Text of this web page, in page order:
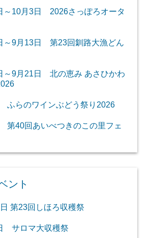
～10月3日 2026さっぽろオータ
～9月13日 第23回釧路大漁どん
～9月21日 北の恵み あさひかわ
ふらのワインぶどう祭り2026
第40回あいべつきのこの里フェ
ント
第23回しほろ収穫祭
サロマ大収穫祭